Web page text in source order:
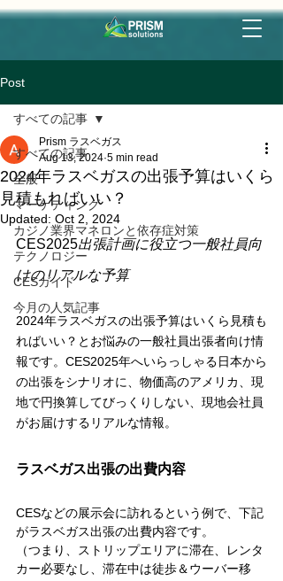
Post
すべての記事
全般
マーケティング
カジノ業界マネロンと依存症対策
テクノロジー
CESガイド
今月の人気記事
すべての記事
2024年ラスベガスの出張予算はいくら
見積もればいい？
Prism ラスベガス
Aug 13, 2024 5 min read
Updated: Oct 2, 2024
CES2025出張計画に役立つ一般社員向
けのリアルな予算
2024年ラスベガスの出張予算はいくら見積も
ればいい？とお悩みの一般社員出張者向け情
報です。CES2025年へいらっしゃる日本から
の出張をシナリオに、物価高のアメリカ、現
地で円換算してびっくりしない、現地会社員
がお届けするリアルな情報。
ラスベガス出張の出費内容
CESなどの展示会に訪れるという例で、下記
がラスベガス出張の出費内容です。
（つまり、ストリップエリアに滞在、レンタ
カー必要なし、滞在中は徒歩＆ウーバー移